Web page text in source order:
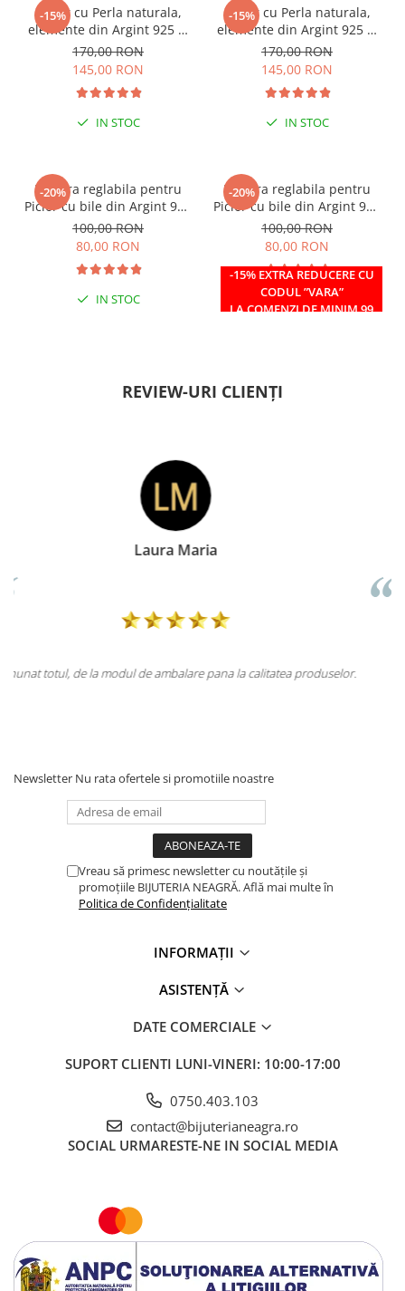
-15%
Colier cu Perla naturala,
elemente din Argint 925 si
margele Miyuki, multicolor
170,00 RON
145,00 RON
IN STOC
-15%
Colier cu Perla naturala,
elemente din Argint 925 si
margele Miyuki, verde/kiwi
170,00 RON
145,00 RON
IN STOC
-20%
Bratara reglabila pentru
Picior cu bile din Argint 925
si margele Miyuki rosii
100,00 RON
80,00 RON
IN STOC
-20%
-15% EXTRA REDUCERE CU
CODUL ”VARA”
LA COMENZI DE MINIM 99
Bratara reglabila pentru
Picior cu bile din Argint 925
si margele Miyuki verzi
100,00 RON
80,00 RON
IN STOC
REVIEW-URI CLIENȚI
Doina Georgescu
Totul la superlativ! Produsul, fix descrierea, ambalaj,
Newsletter Nu rata ofertele si promotiile noastre
Vreau să primesc newsletter cu noutățile și
promoțiile BIJUTERIA NEAGRĂ. Află mai multe în
Politica de Confidențialitate
INFORMAȚII
ASISTENȚĂ
DATE COMERCIALE
SUPORT CLIENTI LUNI-VINERI: 10:00-17:00
0750.403.103
contact@bijuterianeagra.ro
SOCIAL URMARESTE-NE IN SOCIAL MEDIA